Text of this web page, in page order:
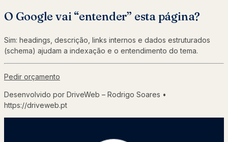
O Google vai “entender” esta página?
Sim: headings, descrição, links internos e dados estruturados
(schema) ajudam a indexação e o entendimento do tema.
Pedir orçamento
Desenvolvido por DriveWeb – Rodrigo Soares •
https://driveweb.pt